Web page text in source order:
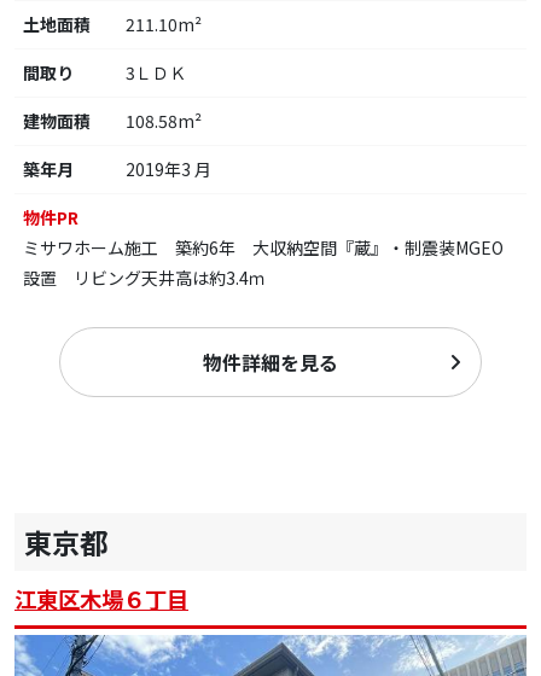
土地面積
211.10m²
間取り
3ＬＤＫ
建物面積
108.58m²
築年月
2019年3 月
物件PR
ミサワホーム施工 築約6年 大収納空間『蔵』・制震装MGEO
設置 リビング天井高は約3.4ｍ
物件詳細を見る
東京都
江東区木場６丁目